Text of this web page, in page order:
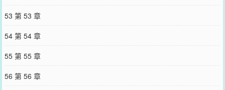
53 第 53 章
54 第 54 章
55 第 55 章
56 第 56 章